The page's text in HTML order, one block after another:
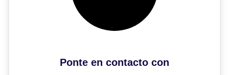
Ponte en contacto con